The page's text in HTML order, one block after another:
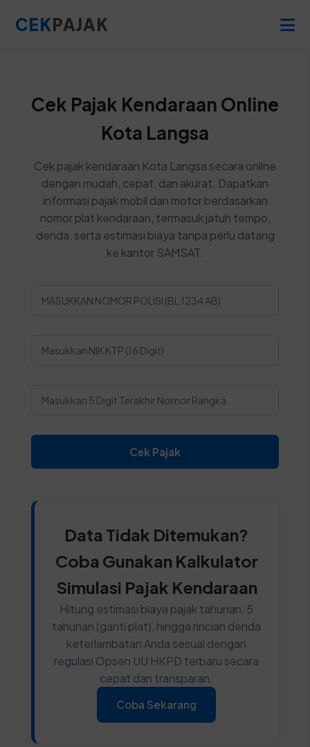
CEKPAJAK
Cek Pajak Kendaraan Online
Kota Langsa
Cek pajak kendaraan Kota Langsa secara online
dengan mudah, cepat, dan akurat. Dapatkan
informasi pajak mobil dan motor berdasarkan
nomor plat kendaraan, termasuk jatuh tempo,
denda, serta estimasi biaya tanpa perlu datang
ke kantor SAMSAT.
Cek Pajak
Data Tidak Ditemukan?
Coba Gunakan Kalkulator
Simulasi Pajak Kendaraan
Hitung estimasi biaya pajak tahunan, 5
tahunan (ganti plat), hingga rincian denda
keterlambatan Anda sesuai dengan
regulasi Opsen UU HKPD terbaru secara
cepat dan transparan.
Coba Sekarang